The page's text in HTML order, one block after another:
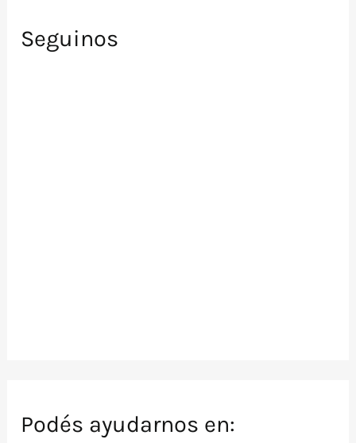
Seguinos
Podés ayudarnos en: